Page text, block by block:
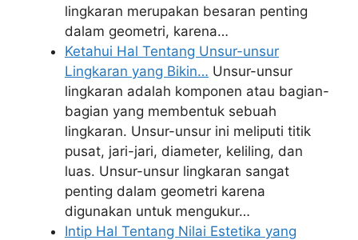
lingkaran merupakan besaran penting
dalam geometri, karena…
Ketahui Hal Tentang Unsur-unsur
Lingkaran yang Bikin… Unsur-unsur
lingkaran adalah komponen atau bagian-
bagian yang membentuk sebuah
lingkaran. Unsur-unsur ini meliputi titik
pusat, jari-jari, diameter, keliling, dan
luas. Unsur-unsur lingkaran sangat
penting dalam geometri karena
digunakan untuk mengukur…
Intip Hal Tentang Nilai Estetika yang